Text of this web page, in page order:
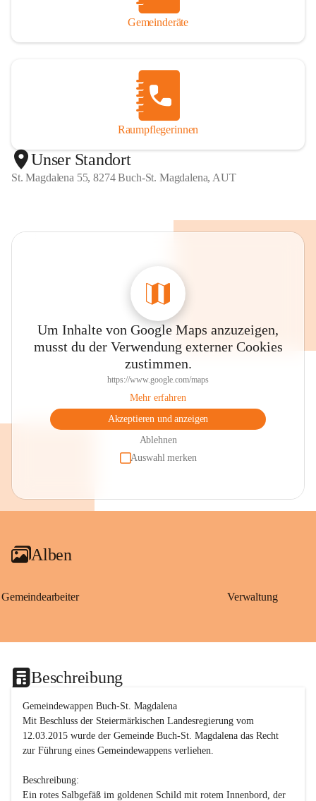
Gemeinderäte
Raumpflegerinnen
Unser Standort
St. Magdalena 55, 8274 Buch-St. Magdalena, AUT
Um Inhalte von Google Maps anzuzeigen,
musst du der Verwendung externer Cookies
zustimmen.
https://www.google.com/maps
Mehr erfahren
Akzeptieren und anzeigen
Ablehnen
Auswahl merken
Alben
Gemeindearbeiter Verwaltung
Beschreibung
Gemeindewappen Buch-St. Magdalena
Mit Beschluss der Steiermärkischen Landesregierung vom
12.03.2015 wurde der Gemeinde Buch-St. Magdalena das Recht
zur Führung eines Gemeindewappens verliehen.
Beschreibung:
Ein rotes Salbgefäß im goldenen Schild mit rotem Innenbord, der